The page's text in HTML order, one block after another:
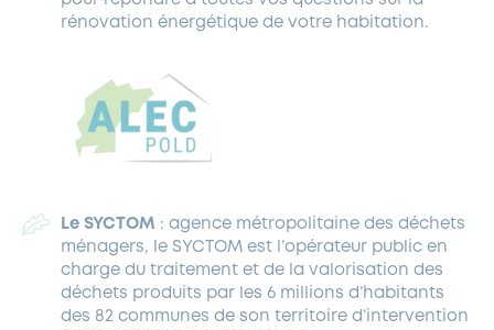
rénovation énergétique de votre habitation.
Le SYCTOM : agence métropolitaine des déchets
ménagers, le SYCTOM est l’opérateur public en
charge du traitement et de la valorisation des
déchets produits par les 6 millions d’habitants
des 82 communes de son territoire d’intervention